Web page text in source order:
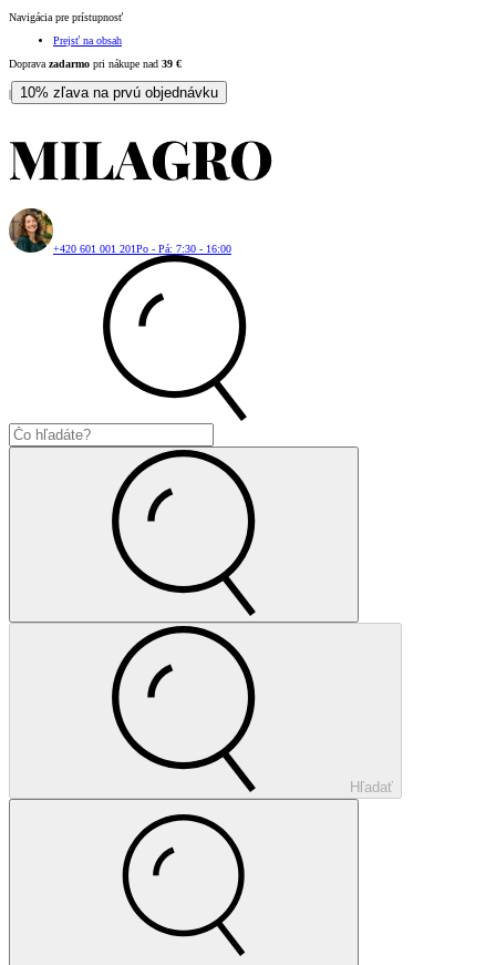
Navigácia pre prístupnosť
Prejsť na obsah
Doprava zadarmo pri nákupe nad 39 €
| 10% zľava na prvú objednávku
+420 601 001 201Po - Pá: 7:30 - 16:00
Hľadať